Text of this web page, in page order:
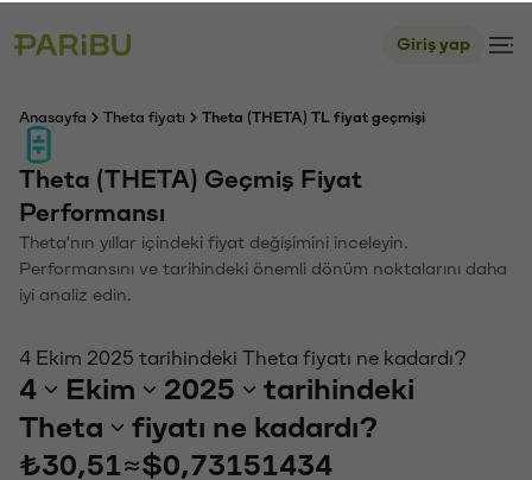
Giriş yap
Anasayfa Theta fiyatı Theta (THETA) TL fiyat geçmişi
Theta (THETA) Geçmiş Fiyat
Performansı
Theta'nın yıllar içindeki fiyat değişimini inceleyin.
Performansını ve tarihindeki önemli dönüm noktalarını daha
iyi analiz edin.
4 Ekim 2025 tarihindeki Theta fiyatı ne kadardı?
4 Ekim 2025
tarihindeki
Theta
fiyatı ne kadardı?
₺30,51 ≈$0,73151434